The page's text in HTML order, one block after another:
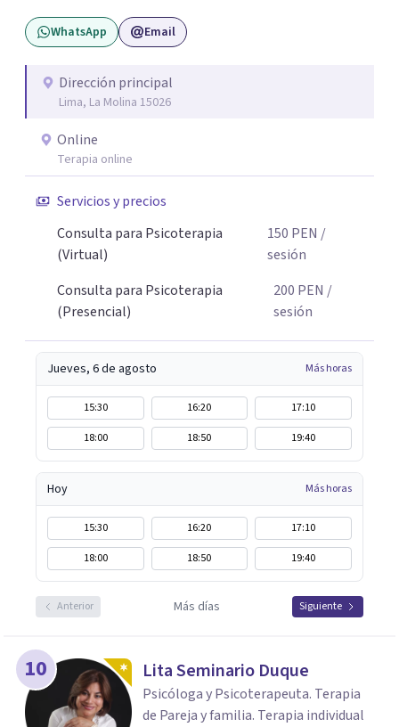
seguro y acogedor para explorar los obstáculos que se
presenten y alcanzar las metas. Estoy aquí para
conocer tu historia y apoyarte en el proceso de cambio.
WhatsApp Email
Dirección principal
Lima, La Molina 15026
Online
Terapia online
Servicios y precios
Consulta para Psicoterapia
(Virtual)
150 PEN /
sesión
Consulta para Psicoterapia
(Presencial)
200 PEN /
sesión
Jueves, 6 de agosto Más horas
15:30 16:20
17:10
18:00
18:50 19:40
Hoy Más horas
15:30 16:20
17:10
18:00
18:50 19:40
Anterior Más días Siguiente
10 Lita Seminario Duque
Psicóloga y Psicoterapeuta. Terapia
de Pareja y familia. Terapia individual